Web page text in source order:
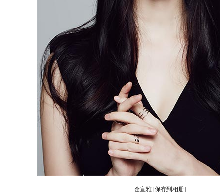
金宣雅 [保存到相册]